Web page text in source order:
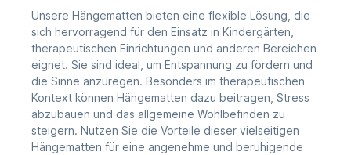
Unsere Hängematten bieten eine flexible Lösung, die
sich hervorragend für den Einsatz in Kindergärten,
therapeutischen Einrichtungen und anderen Bereichen
eignet. Sie sind ideal, um Entspannung zu fördern und
die Sinne anzuregen. Besonders im therapeutischen
Kontext können Hängematten dazu beitragen, Stress
abzubauen und das allgemeine Wohlbefinden zu
steigern. Nutzen Sie die Vorteile dieser vielseitigen
Hängematten für eine angenehme und beruhigende